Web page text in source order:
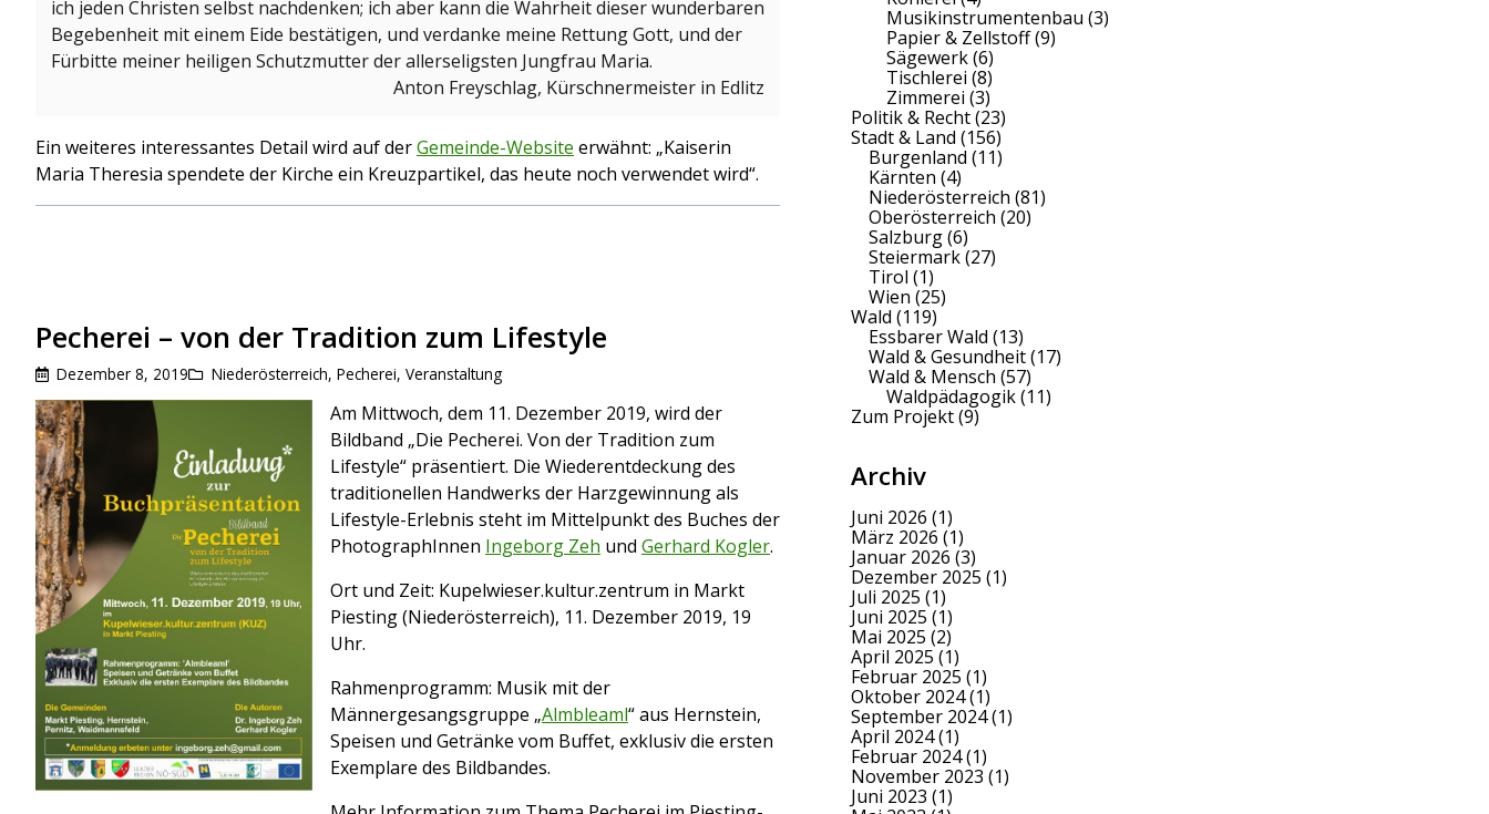
ich jeden Christen selbst nachdenken; ich aber kann die Wahrheit dieser wunderbaren
Begebenheit mit einem Eide bestätigen, und verdanke meine Rettung Gott, und der
Fürbitte meiner heiligen Schutzmutter der allerseligsten Jungfrau Maria.
Anton Freyschlag, Kürschnermeister in Edlitz
Ein weiteres interessantes Detail wird auf derGemeinde-Website erwähnt: „Kaiserin
Maria Theresia spendete der Kirche ein Kreuzpartikel, das heute noch verwendet wird“.
Pecherei – von der Tradition zum Lifestyle
Dezember 8, 2019 Niederösterreich, Pecherei, Veranstaltung
Am Mittwoch, dem 11. Dezember 2019, wird der
Bildband „Die Pecherei. Von der Tradition zum
Lifestyle“ präsentiert. Die Wiederentdeckung des
traditionellen Handwerks der Harzgewinnung als
Lifestyle-Erlebnis steht im Mittelpunkt des Buches der
PhotographInnen Ingeborg Zeh und Gerhard Kogler.
Ort und Zeit: Kupelwieser.kultur.zentrum in Markt
Piesting (Niederösterreich), 11. Dezember 2019, 19
Uhr.
Rahmenprogramm: Musik mit der
Männergesangsgruppe „Almbleaml“ aus Hernstein,
Speisen und Getränke vom Buffet, exklusiv die ersten
Exemplare des Bildbandes.
Musikinstrumentenbau (3)
Papier & Zellstoff(9)
Sägewerk(6)
Tischlerei (8)
Zimmerei (3)
Politik & Recht(23)
Stadt & Land (156)
Burgenland (11)
Kärnten (4)
Niederösterreich (81)
Oberösterreich (20)
Salzburg(6)
Steiermark(27)
Tirol (1)
Wien (25)
Wald (119)
Essbarer Wald (13)
Wald & Gesundheit(17)
Wald & Mensch (57)
Waldpädagogik(11)
Zum Projekt(9)
Archiv
Juni 2026 (1)
März 2026 (1)
Januar 2026 (3)
Dezember 2025 (1)
Juli 2025 (1)
Juni 2025 (1)
Mai 2025 (2)
April 2025 (1)
Februar 2025 (1)
Oktober 2024(1)
September 2024(1)
April 2024(1)
Februar 2024(1)
November 2023 (1)
Juni 2023 (1)